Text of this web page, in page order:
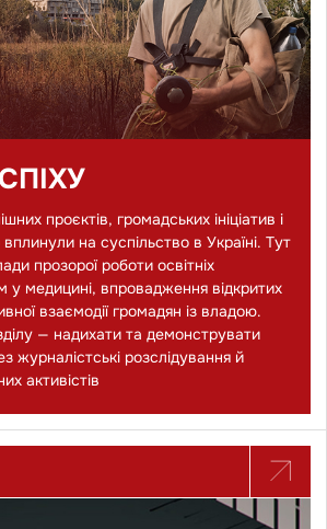
проєктів, громадських ініціатив і
на суспільство в Україні. Тут
прозорої роботи освітніх
медицині, впровадження відкритих
взаємодії громадян із владою.
— надихати та демонструвати
журналістські розслідування й
активістів